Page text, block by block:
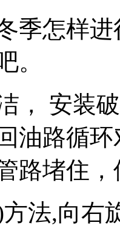
季怎样
。
， 安装
油路循
路堵住
法,向右